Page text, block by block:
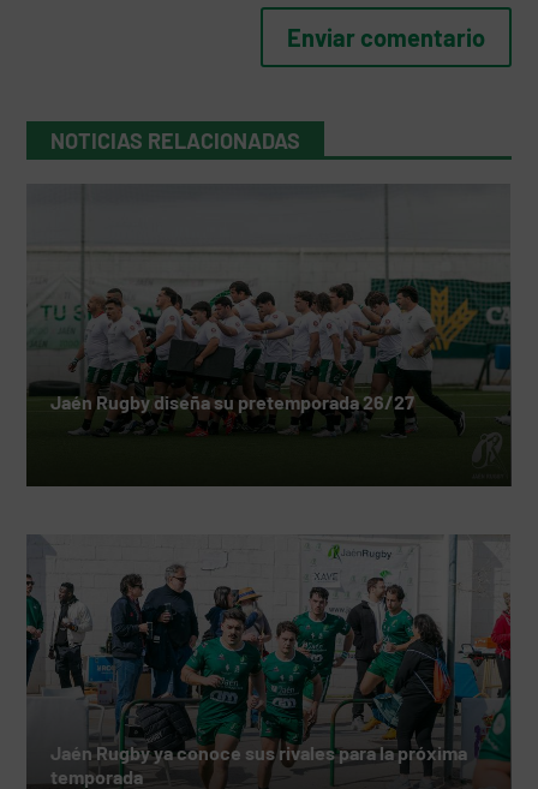
NOTICIAS RELACIONADAS
Jaén Rugby diseña su pretemporada 26/27
Jaén Rugby ya conoce sus rivales para la próxima
temporada